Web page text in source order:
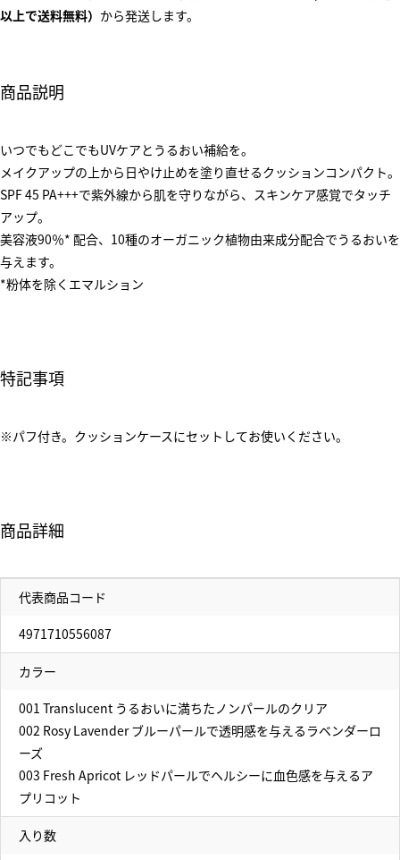
以上で送料無料） から発送します。
商品説明
いつでもどこでもUVケアとうるおい補給を。
メイクアップの上から日やけ止めを塗り直せるクッションコンパクト。
SPF 45 PA+++で紫外線から肌を守りながら、スキンケア感覚でタッチ
アップ。
美容液90％* 配合、10種のオーガニック植物由来成分配合でうるおいを
与えます。
*粉体を除くエマルション
特記事項
※パフ付き。クッションケースにセットしてお使いください。
商品詳細
代表商品コード
4971710556087
カラー
001 Translucent うるおいに満ちたノンパールのクリア
002 Rosy Lavender ブルーパールで透明感を与えるラベンダーロ
ーズ
003 Fresh Apricot レッドパールでヘルシーに血色感を与えるア
プリコット
入り数